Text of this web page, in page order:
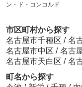
ン・ド・コンコルド
市区町村から探す
名古屋市千種区 / 名
名古屋市中区 / 名古
名古屋市天白区 / 名
町名から探す